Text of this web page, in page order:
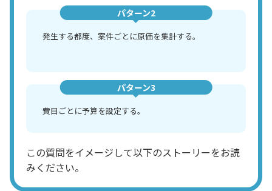
パターン2
発生する都度、案件ごとに原価を集計する。
パターン3
費目ごとに予算を設定する。
この質問をイメージして以下のストーリーをお読
みください。